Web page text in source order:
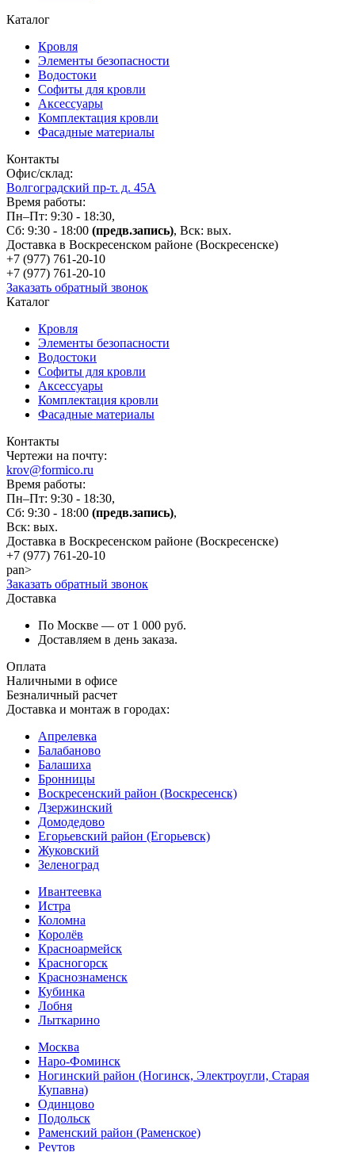
Каталог
Кровля
Элементы безопасности
Водостоки
Софиты для кровли
Аксессуары
Комплектация кровли
Фасадные материалы
Контакты
Офис/склад:
Волгоградский пр-т. д. 45А
Время работы:
Пн–Пт: 9:30 - 18:30,
Сб: 9:30 - 18:00 (предв.запись), Вск: вых.
Доставка в Воскресенском районе (Воскресенске)
+7 (977) 761-20-10
+7 (977) 761-20-10
Заказать обратный звонок
Каталог
Кровля
Элементы безопасности
Водостоки
Софиты для кровли
Аксессуары
Комплектация кровли
Фасадные материалы
Контакты
Чертежи на почту:
krov@formico.ru
Время работы:
Пн–Пт: 9:30 - 18:30,
Сб: 9:30 - 18:00 (предв.запись),
Вск: вых.
Доставка в Воскресенском районе (Воскресенске)
+7 (977) 761-20-10
pan>
Заказать обратный звонок
Доставка
По Москве — от 1 000 руб.
Доставляем в день заказа.
Оплата
Наличными в офисе
Безналичный расчет
Доставка и монтаж в городах:
Апрелевка
Балабаново
Балашиха
Бронницы
Воскресенский район (Воскресенск)
Дзержинский
Домодедово
Егорьевский район (Егорьевск)
Жуковский
Зеленоград
Ивантеевка
Истра
Коломна
Королёв
Красноармейск
Красногорск
Краснознаменск
Кубинка
Лобня
Лыткарино
Москва
Наро-Фоминск
Ногинский район (Ногинск, Электроугли, Старая
Купавна)
Одинцово
Подольск
Раменский район (Раменское)
Реутов